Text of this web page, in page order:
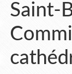
Saint-